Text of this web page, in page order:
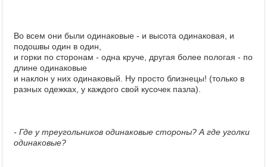
Во всем они были одинаковые - и высота одинаковая, и
подошвы один в один,
и горки по сторонам - одна круче, другая более пологая - по
длине одинаковые
и наклон у них одинаковый. Ну просто близнецы! (только в
разных одежках, у каждого свой кусочек пазла)
- Где у треугольников одинаковые стороны? А где уголки
одинаковые?